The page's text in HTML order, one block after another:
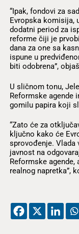
“Ipak, fondovi za
Evropska komisija,
dodatni period za
reforme čiji je
dana za one sa
ispune u
biti odobrena”,
U sličnom tonu,
Reformske agende
gomilu papira koji
“Zato će za
ključno kako će
sprovođenje. Vlada
javnost na
Reformske
realnog napretka”,